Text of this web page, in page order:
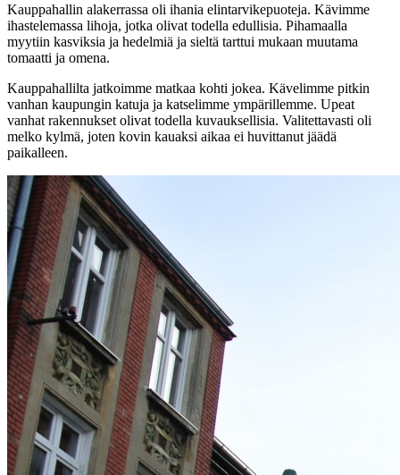
Kauppahallin alakerrassa oli ihania elintarvikepuoteja. Kävimme
ihastelemassa lihoja, jotka olivat todella edullisia. Pihamaalla
myytiin kasviksia ja hedelmiä ja sieltä tarttui mukaan muutama
tomaatti ja omena.
Kauppahallilta jatkoimme matkaa kohti jokea. Kävelimme pitkin
vanhan kaupungin katuja ja katselimme ympärillemme. Upeat
vanhat rakennukset olivat todella kuvauksellisia. Valitettavasti oli
melko kylmä, joten kovin kauaksi aikaa ei huvittanut jäädä
paikalleen.